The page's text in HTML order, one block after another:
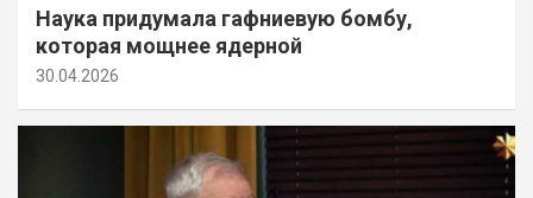
Наука придумала гафниевую бомбу,
которая мощнее ядерной
30.04.2026